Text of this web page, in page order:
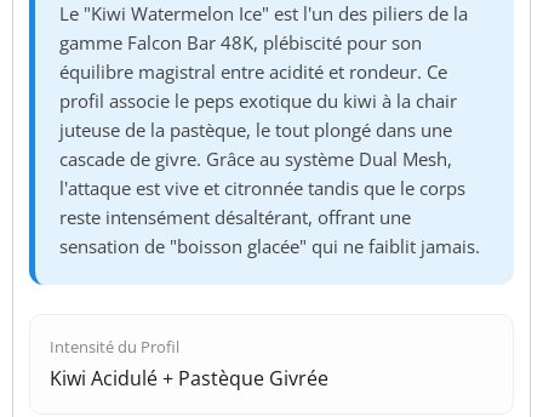
Le "Kiwi Watermelon Ice" est l'un des piliers de la
gamme Falcon Bar 48K, plébiscité pour son
équilibre magistral entre acidité et rondeur. Ce
profil associe le peps exotique du kiwi à la chair
juteuse de la pastèque, le tout plongé dans une
cascade de givre. Grâce au système Dual Mesh,
l'attaque est vive et citronnée tandis que le corps
reste intensément désaltérant, offrant une
sensation de "boisson glacée" qui ne faiblit jamais.
Intensité du Profil
Kiwi Acidulé + Pastèque Givrée